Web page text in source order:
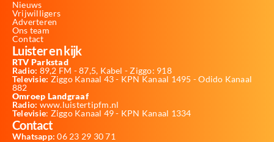
Nieuws
Vrijwilligers
Adverteren
Ons team
Contact
Luister en kijk
RTV Parkstad
Radio: 89,2 FM - 87,5, Kabel - Ziggo: 918
Televisie: Ziggo Kanaal 43 - KPN Kanaal 1495 - Odido Kanaal
882
Omroep Landgraaf
Radio: www.luistertipfm.nl
Televisie: Ziggo Kanaal 49 - KPN Kanaal 1334
Contact
Whatsapp: 06 23 29 30 71